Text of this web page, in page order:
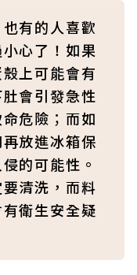
有的人喜歡
心了！如果
上可能會有
會引發急性
危險；而如
放進冰箱保
的可能性。
清洗，而料
衛生安全疑